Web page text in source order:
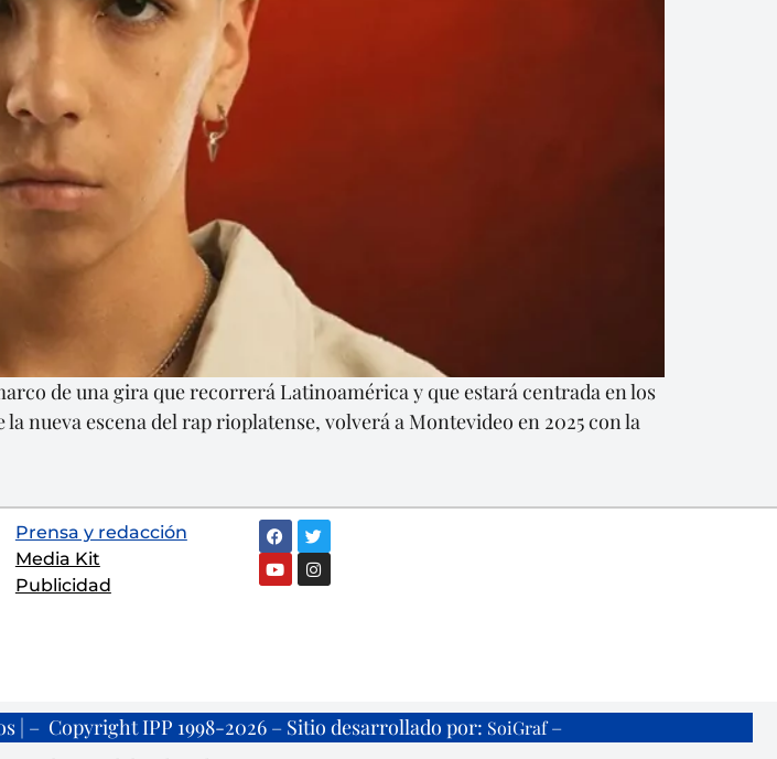
de una gira que recorrerá Latinoamérica y que estará centrada en los
nueva escena del rap rioplatense, volverá a Montevideo en 2025 con la
Prensa y redacción
Media Kit
Publicidad
| – Copyright IPP 1998-2026 – Sitio desarrollado por: SoiGraf–